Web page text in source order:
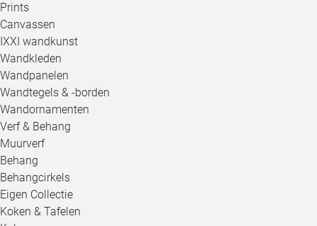
Prints
Canvassen
IXXI wandkunst
Wandkleden
Wandpanelen
Wandtegels & -borden
Wandornamenten
Verf & Behang
Muurverf
Behang
Behangcirkels
Eigen Collectie
Koken & Tafelen